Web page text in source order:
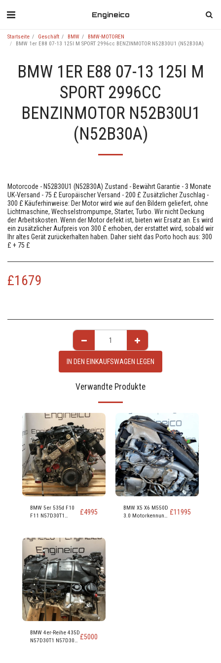
Engineico
Startseite Geschäft BMW
BMW-MOTOREN
BMW 1er E88 07-13 125I M SPORT 2996cc BENZINMOTOR N52B30U1 (N52B30A)
BMW 1ER E88 07-13 125I M
SPORT 2996CC
BENZINMOTOR N52B30U1
(N52B30A)
Motorcode - N52B30U1 (N52B30A) Zustand - Bewährt Garantie - 3 Monate
UK-Versand - 75 £ Europäischer Versand - 200 £ Zusätzlicher Zuschlag -
300 £ Käuferhinweise: Der Motor wird wie auf den Bildern geliefert, ohne
Lichtmaschine, Wechselstrompumpe, Starter, Turbo. Wir nicht Deckung
der Arbeitskosten. Wenn der Motor defekt ist, bieten wir Ersatz an. Es wird
ein zusätzlicher Aufpreis von 300 £ erhoben, der erstattet wird, sobald wir
Ihr altes Gerät zurückerhalten haben. Daher sieht das Porto hoch aus: 300
£ + 75 £
£1679
IN DEN EINKAUFSWAGEN LEGEN
Verwandte Produkte
BMW 5er 535d F10
F11 N57D30T1
Liter-Dieselmotor
£4995
BMW X5 X6 M550D
3.0 Motorkennung £11995
BMW 4er-Reihe 435D
N57D30T1 N57D30B £5000